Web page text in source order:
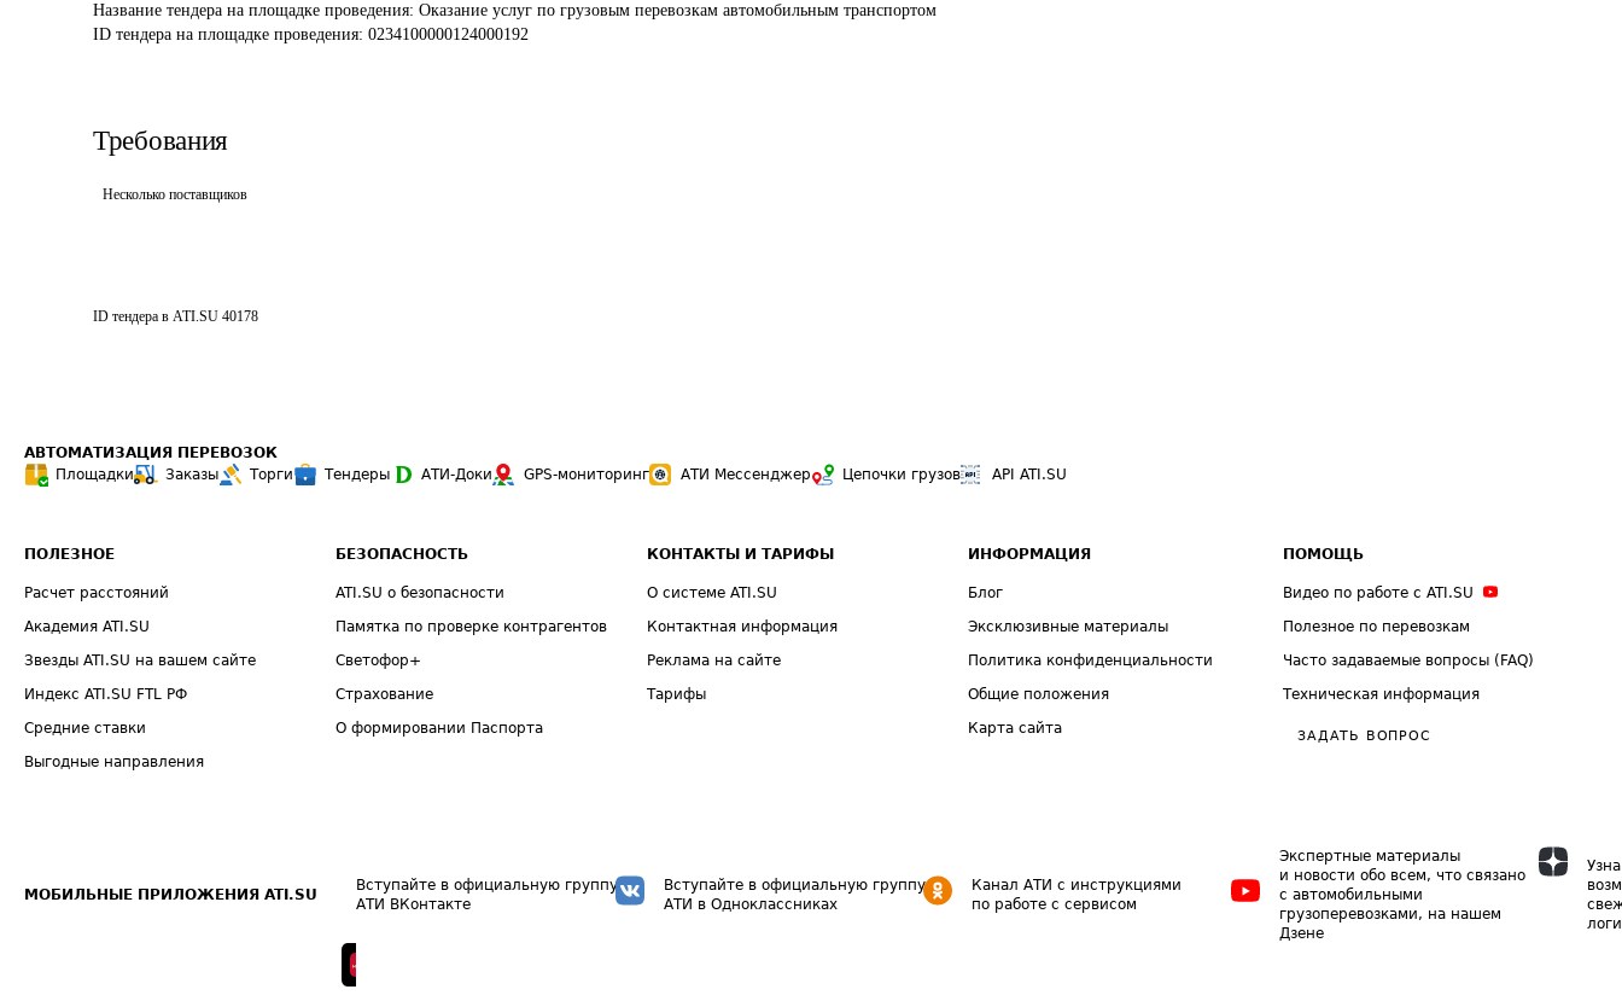
Название тендера на площадке проведения: Оказание услуг по грузовым перевозкам автомобильным транспортом
ID тендера на площадке проведения: 0234100000124000192
Требования
Несколько поставщиков
ID тендера в ATI.SU 40178
АВТОМАТИЗАЦИЯ ПЕРЕВОЗОК
Площадки
Заказы Торги Тендеры АТИ-Доки GPS-мониторинг АТИ Мессенджер Цепочки грузов API ATI.SU
ПОЛЕЗНОЕ
Расчет расстояний
Академия ATI.SU
Звезды ATI.SU на вашем сайте
Индекс ATI.SU FTL РФ
Средние ставки
Выгодные направления
БЕЗОПАСНОСТЬ
ATI.SU о безопасности
Памятка по проверке контрагентов
Светофор+
Страхование
О формировании Паспорта
КОНТАКТЫ И ТАРИФЫ
О системе ATI.SU
Контактная информация
Реклама на сайте
Тарифы
ИНФОРМАЦИЯ
Блог
Эксклюзивные материалы
Политика конфиденциальности
Общие положения
Карта сайта
ПОМОЩЬ
Видео по работе с ATI.SU
Полезное по перевозкам
Часто задаваемые вопросы (FAQ)
Техническая информация
ЗАДАТЬ ВОПРОС
МОБИЛЬНЫЕ ПРИЛОЖЕНИЯ ATI.SU
Вступайте в официальную группу
АТИ ВКонтакте
Вступайте в официальную группу
АТИ в Одноклассниках
Канал АТИ с инструкциями
по работе с сервисом
Экспертные материалы
и новости обо всем, что связано
с автомобильными
грузоперевозками, на нашем
Дзене